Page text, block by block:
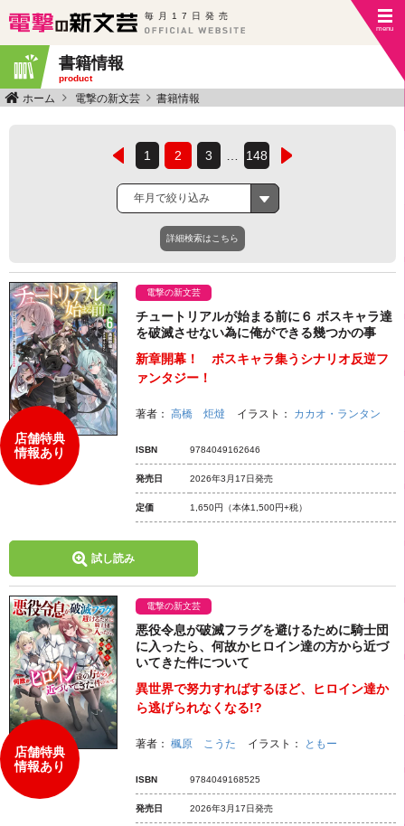
毎月17日発売
書籍情報
product
ホーム 電撃の新文芸 書籍情報
1 2 3 148
年月で絞り込み
詳細検索はこちら
店舗特典
情報あり
電撃の新文芸
チュートリアルが始まる前に６ ボスキャラ達
を破滅させない為に俺ができる幾つかの事
新章開幕！ ボスキャラ集うシナリオ反逆フ
ァンタジー！
著者： 高橋 炬燵 イラスト： カカオ・ランタン
ISBN 9784049162646
発売日 2026年3月17日発売
定価 1,650円 （本体1,500円+税）
試し読み
店舗特典
情報あり
電撃の新文芸
悪役令息が破滅フラグを避けるために騎士団
に入ったら、何故かヒロイン達の方から近づ
いてきた件について
異世界で努力すればするほど、ヒロイン達か
ら逃げられなくなる!?
著者： 楓原 こうた イラスト： ともー
ISBN 9784049168525
発売日 2026年3月17日発売